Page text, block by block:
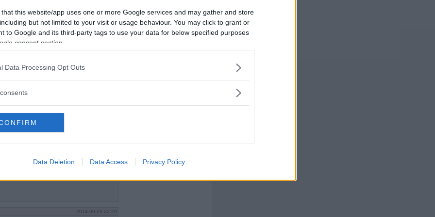
that this website/app uses one or more Google services and may gather and store
but not limited to your visit or usage behaviour. You may click to grant or
to Google and its third-party tags to use your data for below specified purposes
consent section.
Data Processing Opt Outs
Data Deletion Data Access Privacy Policy
kallar dig Jens eller Viktor :)
2014-09-23 22:22
2014-09-23 22:29
Vill du bli
medlem?